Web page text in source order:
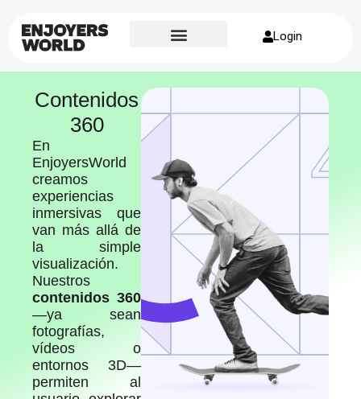
Login
Contenidos
360
En
EnjoyersWorld
creamos
experiencias
inmersivas que
van más allá de
la simple
visualización.
Nuestros
contenidos 360
—ya sean
fotografías,
vídeos o
entornos 3D—
permiten al